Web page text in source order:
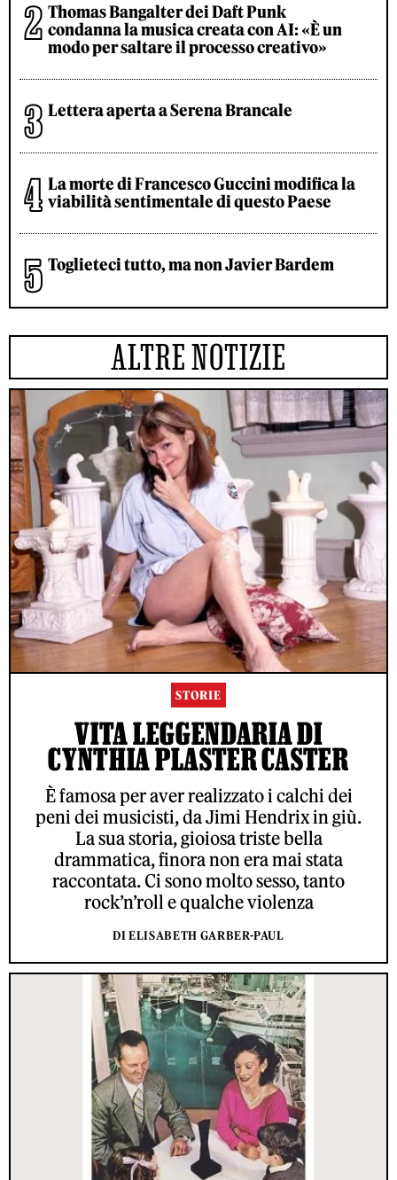
Thomas Bangalter dei Daft Punk
condanna la musica creata con AI: «È un
modo per saltare il processo creativo»
Lettera aperta a Serena Brancale
La morte di Francesco Guccini modifica la
viabilità sentimentale di questo Paese
Toglieteci tutto, ma non Javier Bardem
ALTRE NOTIZIE
STORIE
VITA LEGGENDARIA DI
CYNTHIA PLASTER CASTER
È famosa per aver realizzato i calchi dei
peni dei musicisti, da Jimi Hendrix in giù.
La sua storia, gioiosa triste bella
drammatica, finora non era mai stata
raccontata. Ci sono molto sesso, tanto
rock’n’roll e qualche violenza
DI ELISABETH GARBER-PAUL